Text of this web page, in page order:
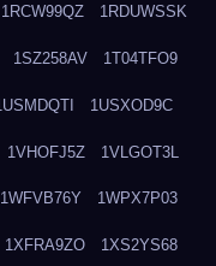
1RCW99QZ 1RDUWSSK
1SZ258AV 1T04TFO9
1USXOD9C
1VHOFJ5Z 1VLGOT3L
1WFVB76Y 1WPX7P03
1XFRA9ZO 1XS2YS68